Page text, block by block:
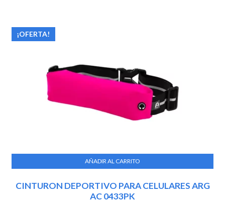
CINTURON DEPORTIVO PARA CELULARES ARG
AC 0433PK
¡OFERTA!
AÑADIR AL CARRITO